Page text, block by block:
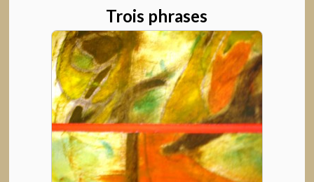
Trois phrases